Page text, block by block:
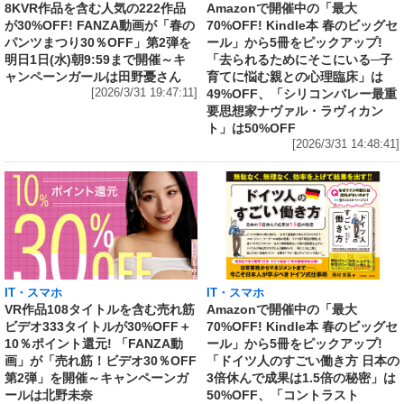
8KVR作品を含む人気の222作品
が30%OFF! FANZA動画が「春の
パンツまつり30％OFF」第2弾を
明日1日(水)朝9:59まで開催～キ
ャンペーンガールは田野憂さん
[2026/3/31 19:47:11]
Amazonで開催中の「最大
70%OFF! Kindle本 春のビッグセ
ール」から5冊をピックアップ!
「去られるためにそこにいる─子
育てに悩む親との心理臨床」は
49%OFF、「シリコンバレー最重
要思想家ナヴァル・ラヴィカン
ト」は50%OFF
[2026/3/31 14:48:41]
IT・スマホ
VR作品108タイトルを含む売れ筋
ビデオ333タイトルが30%OFF＋
10％ポイント還元! 「FANZA動
画」が「売れ筋！ビデオ30％OFF
第2弾」を開催～キャンペーンガ
ールは北野未奈
IT・スマホ
Amazonで開催中の「最大
70%OFF! Kindle本 春のビッグセ
ール」から5冊をピックアップ!
「ドイツ人のすごい働き方 日本の
3倍休んで成果は1.5倍の秘密」は
50%OFF、「コントラスト